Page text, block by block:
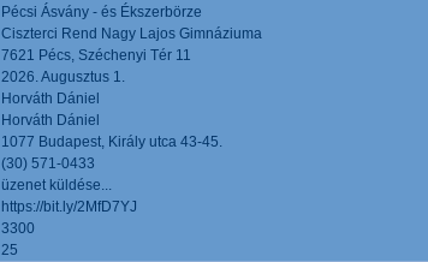
Pécsi Ásvány - és Ékszerbörze
Ciszterci Rend Nagy Lajos Gimnáziuma
7621 Pécs, Széchenyi Tér 11
2026. Augusztus 1.
Horváth Dániel
Horváth Dániel
1077 Budapest, Király utca 43-45.
(30) 571-0433
üzenet küldése...
https://bit.ly/2MfD7YJ
3300
25